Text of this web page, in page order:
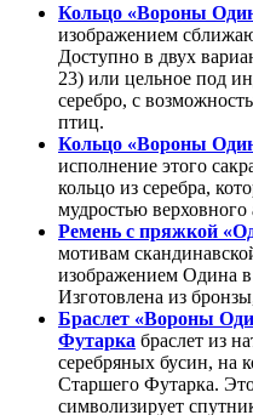
Кольцо «Вороны
изображением
Доступно в двух
23) или цельное под
серебро, с
птиц.
Кольцо «Вороны
исполнение этого
кольцо из серебра,
мудростью верховного
Ремень с пряжкой
мотивам
изображением Одина
Изготовлена из
Браслет «Вороны
Футарка браслет из
серебряных бусин, на
Старшего Футарка.
символизирует